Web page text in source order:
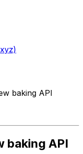
baking API
baking API